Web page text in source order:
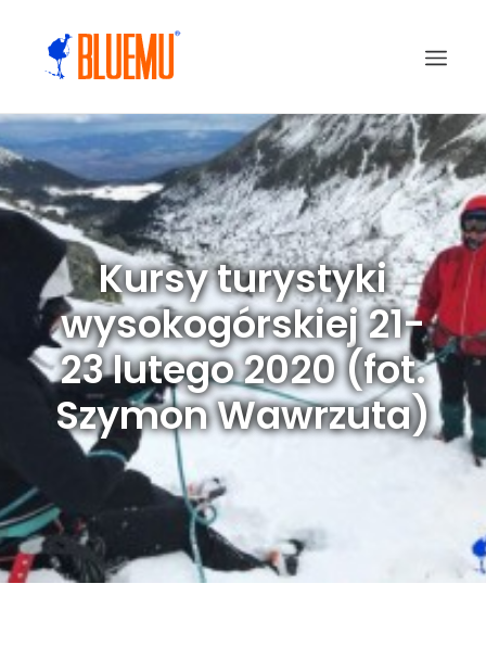
Kursy turystyki
wysokogórskiej 21-
23 lutego 2020 (fot.
Szymon Wawrzuta)